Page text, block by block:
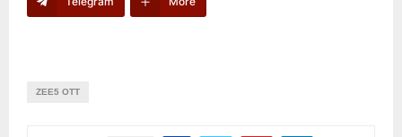
ZEE5 OTT